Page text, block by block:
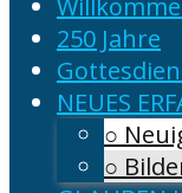
250 Jahre
NEUES
○
○